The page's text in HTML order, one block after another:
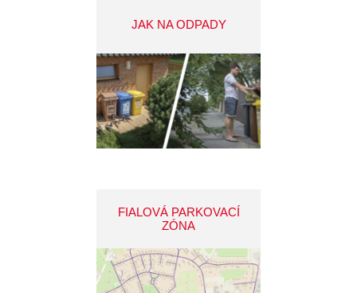
JAK NA ODPADY
FIALOVÁ PARKOVACÍ
ZÓNA